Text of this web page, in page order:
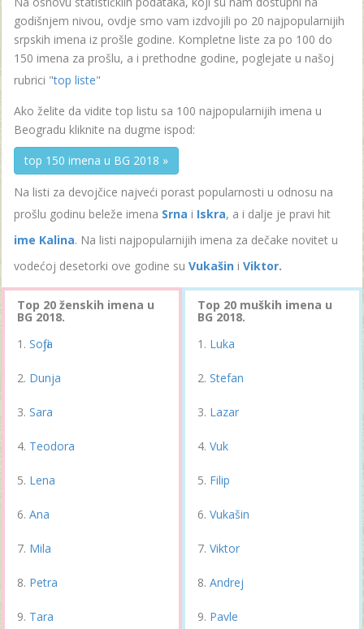
godišnjem nivou, ovdje smo vam izdvojili po 20 najpopularnijih
srpskih imena iz prošle godine. Kompletne liste za po 100 do
150 imena za prošlu, a i prethodne godine, poglejate u našoj
rubrici "top liste"
Ako želite da vidite top listu sa 100 najpopularnijih imena u
Beogradu kliknite na dugme ispod:
top 150 imena u BG 2018 »
Na listi za devojčice najveći porast popularnosti u odnosu na
prošlu godinu beleže imena Srna i Iskra, a i dalje je pravi hit
ime Kalina. Na listi najpopularnijih imena za dečake novitet u
vodećoj desetorki ove godine su Vukašin i Viktor.
Top 20 ženskih imena u
BG 2018.
Sofija
Dunja
Sara
Teodora
Lena
Ana
Mila
Petra
Tara
Top 20 muških imena u
BG 2018.
Luka
Stefan
Lazar
Vuk
Filip
Vukašin
Viktor
Andrej
Pavle